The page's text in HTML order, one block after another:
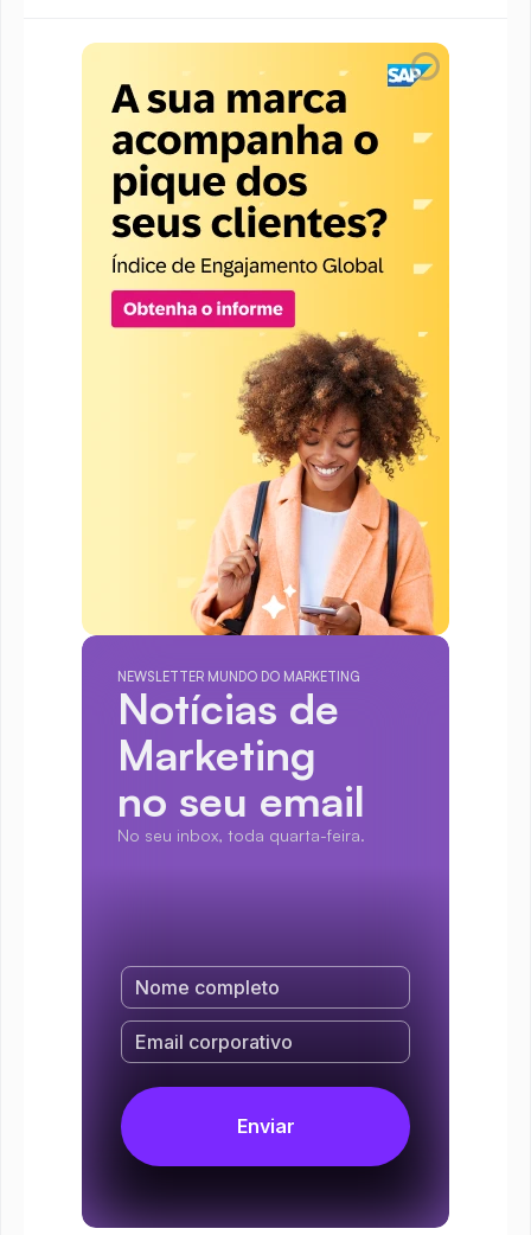
NEWSLETTER MUNDO DO MARKETING
Notícias de
Marketing
no seu email
No seu inbox, toda quarta-feira.